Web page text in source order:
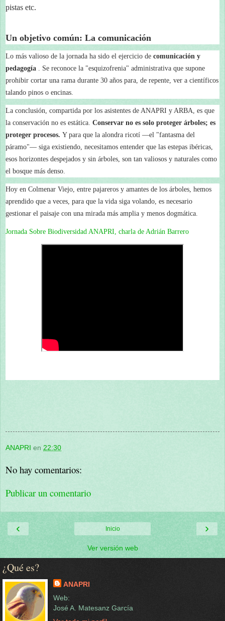
pistas etc.
Un objetivo común: La comunicación
Lo más valioso de la jornada ha sido el ejercicio de comunicación y
pedagogía . Se reconoce la "esquizofrenia" administrativa que supone
prohibir cortar una rama durante 30 años para, de repente, ver a científicos
talando pinos o encinas.
La conclusión, compartida por los asistentes de ANAPRI y ARBA, es que
la conservación no es estática. Conservar no es solo proteger árboles; es
proteger procesos. Y para que la alondra ricotí —el "fantasma del
páramo"— siga existiendo, necesitamos entender que las estepas ibéricas,
esos horizontes despejados y sin árboles, son tan valiosos y naturales como
el bosque más denso.
Hoy en Colmenar Viejo, entre pajareros y amantes de los árboles, hemos
aprendido que a veces, para que la vida siga volando, es necesario
gestionar el paisaje con una mirada más amplia y menos dogmática.
Jornada Sobre Biodiversidad ANAPRI, charla de Adrián Barrero
ANAPRI en 22:30
No hay comentarios:
Publicar un comentario
‹ ›
Inicio
Ver versión web
¿Qué es?
ANAPRI
Web:
José A. Matesanz García